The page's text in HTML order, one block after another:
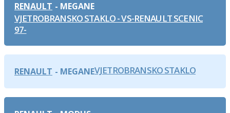
RENAULT
VJETROBRANSKO STAKLO - VS-RENAULT SCENIC
97-
MEGANE
RENAULT VJETROBRANSKO STAKLO
MEGANE